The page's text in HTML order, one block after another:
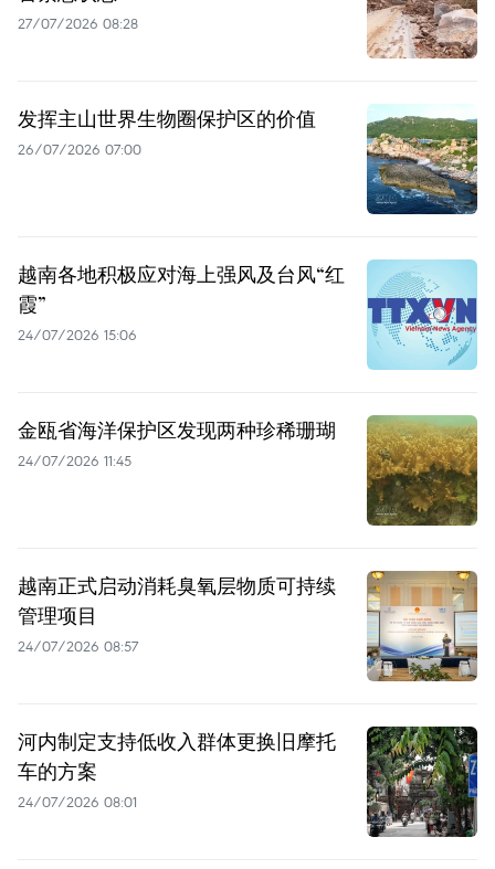
27/07/2026 08:28
发挥主山世界生物圈保护区的价值
26/07/2026 07:00
越南各地积极应对海上强风及台风“红
霞”
24/07/2026 15:06
金瓯省海洋保护区发现两种珍稀珊瑚
24/07/2026 11:45
越南正式启动消耗臭氧层物质可持续
管理项目
24/07/2026 08:57
河内制定支持低收入群体更换旧摩托
车的方案
24/07/2026 08:01